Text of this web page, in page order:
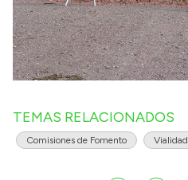
TEMAS RELACIONADOS
Comisiones de Fomento Vialidad